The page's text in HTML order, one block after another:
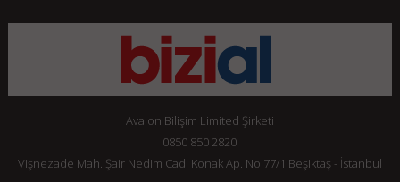
Avalon Bilişim Limited Şirketi
0850 850 2820
Vişnezade Mah. Şair Nedim Cad. Konak Ap. No:77/1 Beşiktaş - İstanbul